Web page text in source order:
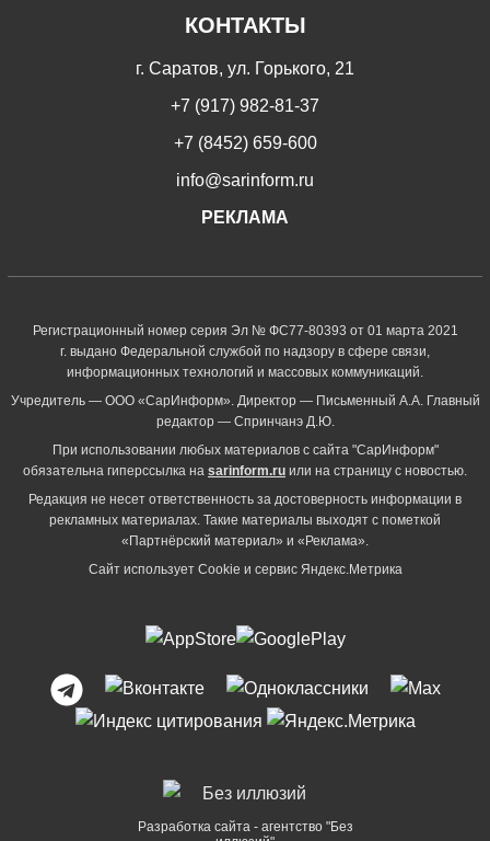
КОНТАКТЫ
г. Саратов, ул. Горького, 21
+7 (917) 982-81-37
+7 (8452) 659-600
info@sarinform.ru
РЕКЛАМА
Регистрационный номер серия Эл № ФС77-80393 от 01 марта 2021
г. выдано Федеральной службой по надзору в сфере связи,
информационных технологий и массовых коммуникаций.
Учредитель — ООО «СарИнформ». Директор — Письменный А.А. Главный
редактор — Спринчанэ Д.Ю.
При использовании любых материалов с сайта "СарИнформ"
обязательна гиперссылка на sarinform.ru или на страницу с новостью.
Редакция не несет ответственность за достоверность информации в
рекламных материалах. Такие материалы выходят с пометкой
«Партнёрский материал» и «Реклама».
Сайт использует Cookie и сервиc Яндекс.Метрика
Разработка сайта - агентство "Без